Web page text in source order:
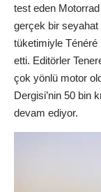
test eden
gerçek bir seyahat
tüketimiyle
etti. Editörler
çok yönlü motor
Dergisi’nin 50 bin
devam ediyor.